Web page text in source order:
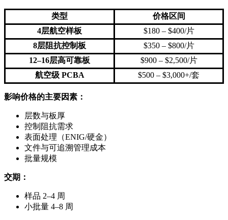
类型
价格区间
4层航空样板
$180 – $400/片
8层阻抗控制板
$350 – $800/片
12–16层高可靠板
$900 – $2,500/片
航空级 PCBA
$500 – $3,000+/套
影响价格的主要因素：
层数与板厚
控制阻抗需求
表面处理（ENIG/硬金）
文件与可追溯管理成本
批量规模
交期：
样品 2–4 周
小批量 4–8 周